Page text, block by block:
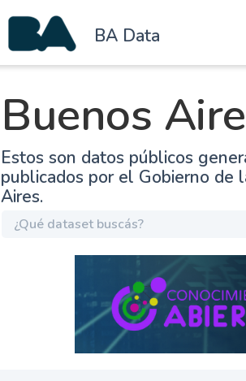
BA Data
Buenos
Estos son datos públicos
publicados por el Gobierno de
Aires.